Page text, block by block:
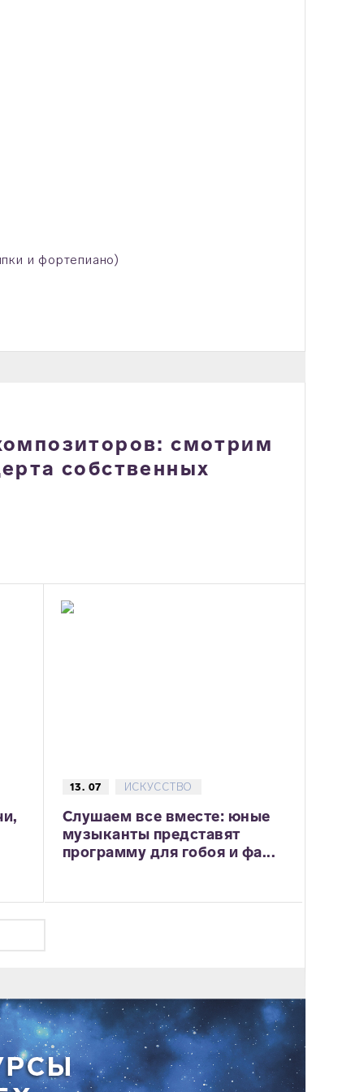
и фортепиано)
смотрим
собственных
13. 07 ИСКУССТВО
Слушаем все вместе: юные
музыканты представят
программу для гобоя и фа...